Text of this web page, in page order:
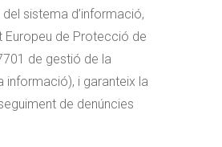
sistema d’informació,
Europeu de Protecció de
de gestió de la
informació), i garanteix la
de denúncies